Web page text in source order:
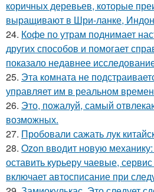
коричных деревьев, которые
выращивают в Шри-ланке,
24. Кофе по утрам поднимает
других способов и помогает
показало недавнее
25. Эта комната не
управляет им в реальном
26. Это, пожалуй, самый
возможных.
27. Пробовали сажать лук
28. Ozon вводит новую
оставить курьеру чаевые,
включает автосписание при